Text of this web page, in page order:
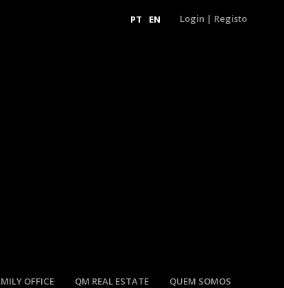
PT EN Login | Registo
OFFICE QM REAL ESTATE QUEM SOMOS